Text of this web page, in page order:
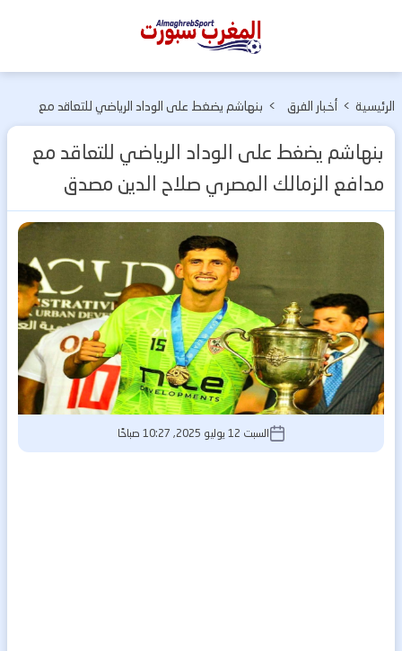
المغرب
الرئيسية > أخبار الفرق
> بنهاشم يضغط على الوداد الرياضي للتعاقد مع
بنهاشم يضغط على الوداد الرياضي للتعاقد مع
مدافع الزمالك المصري صلاح الدين مصدق
السبت 12 يوليو 2025, 10:27 صباحًا